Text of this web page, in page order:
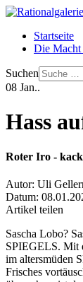
Startseite
Die
Suchen
08 Jan..
Hass
Roter Iro -
Autor: Uli
Datum:
Artikel teilen
Sascha Lobo?
SPIEGELS. Mit
im altersmüden
Frisches